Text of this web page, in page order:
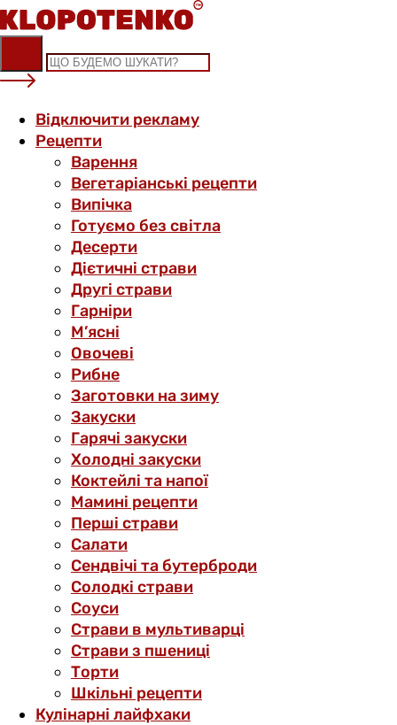
Skip
to
content
Відключити рекламу
Рецепти
Варення
Вегетаріанські рецепти
Випічка
Готуємо без світла
Десерти
Дієтичні страви
Другі страви
Гарніри
М’ясні
Овочеві
Рибне
Заготовки на зиму
Закуски
Гарячі закуски
Холодні закуски
Коктейлі та напої
Мамині рецепти
Перші страви
Салати
Сендвічі та бутерброди
Солодкі страви
Соуси
Страви в мультиварці
Страви з пшениці
Торти
Шкільні рецепти
Кулінарні лайфхаки